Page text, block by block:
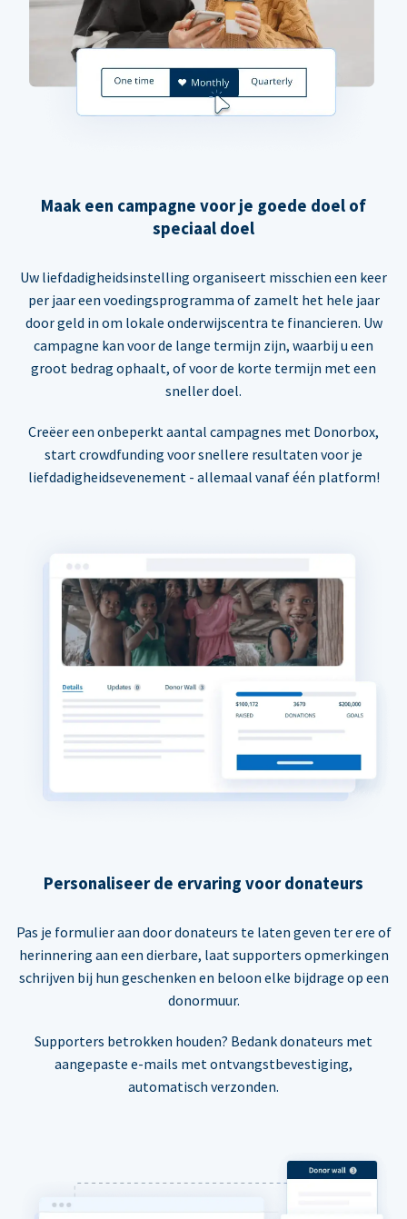
Maak een campagne voor je goede doel of
speciaal doel
Uw liefdadigheidsinstelling organiseert misschien een keer
per jaar een voedingsprogramma of zamelt het hele jaar
door geld in om lokale onderwijscentra te financieren. Uw
campagne kan voor de lange termijn zijn, waarbij u een
groot bedrag ophaalt, of voor de korte termijn met een
sneller doel.
Creëer een onbeperkt aantal campagnes met Donorbox,
start crowdfunding voor snellere resultaten voor je
liefdadigheidsevenement - allemaal vanaf één platform!
Personaliseer de ervaring voor donateurs
Pas je formulier aan door donateurs te laten geven ter ere of
herinnering aan een dierbare, laat supporters opmerkingen
schrijven bij hun geschenken en beloon elke bijdrage op een
donormuur.
Supporters betrokken houden? Bedank donateurs met
aangepaste e-mails met ontvangstbevestiging,
automatisch verzonden.